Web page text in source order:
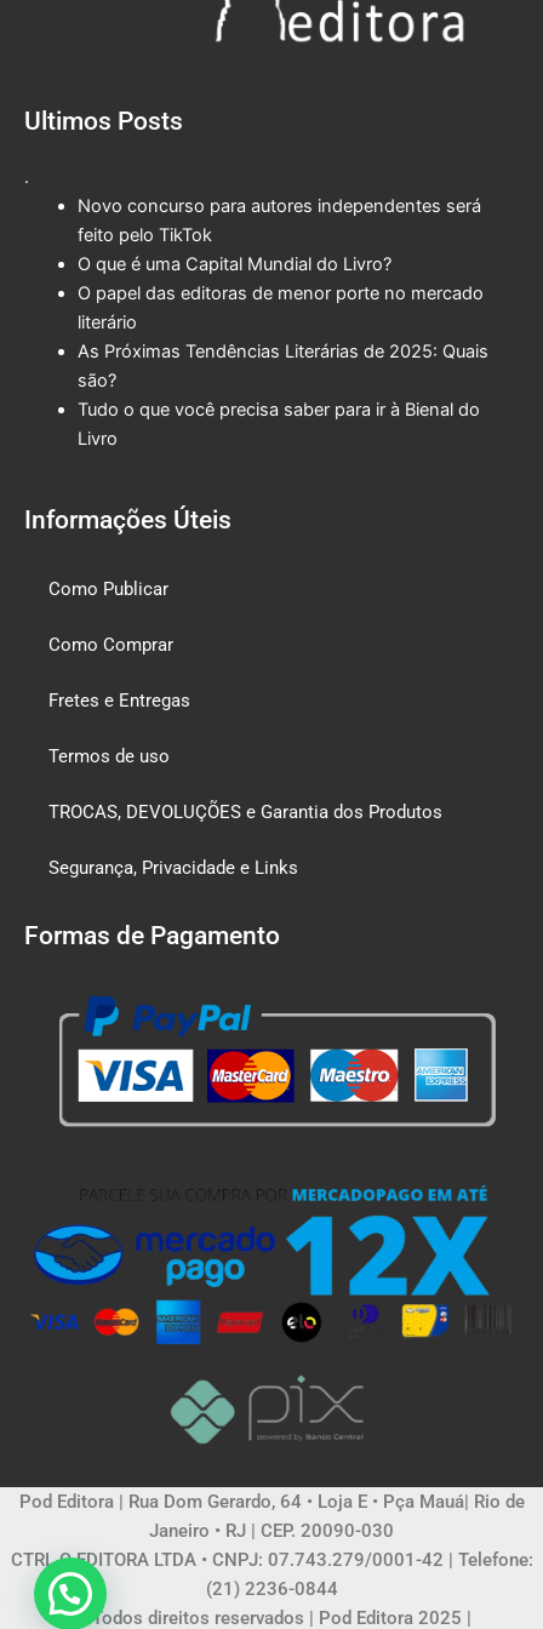
Ultimos Posts
.
Novo concurso para autores independentes será
feito pelo TikTok
O que é uma Capital Mundial do Livro?
O papel das editoras de menor porte no mercado
literário
As Próximas Tendências Literárias de 2025: Quais
são?
Tudo o que você precisa saber para ir à Bienal do
Livro
Informações Úteis
Como Publicar
Como Comprar
Fretes e Entregas
Termos de uso
TROCAS, DEVOLUÇÕES e Garantia dos Produtos
Segurança, Privacidade e Links
Formas de Pagamento
Pod Editora | Rua Dom Gerardo, 64 • Loja E • Pça Mauá| Rio de
Janeiro • RJ | CEP. 20090-030
CTRL C EDITORA LTDA • CNPJ: 07.743.279/0001-42 | Telefone:
(21) 2236-0844
© Todos direitos reservados | Pod Editora 2025 |